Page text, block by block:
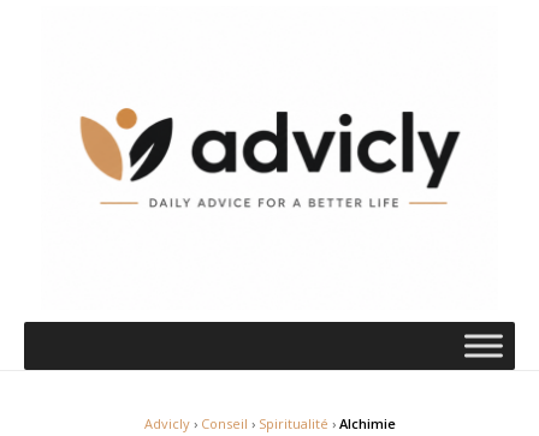
Advicly› Conseil › Spiritualité › Alchimie